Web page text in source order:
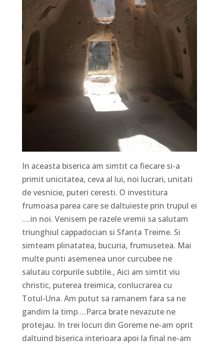
In aceasta biserica am simtit ca fiecare si-a
primit unicitatea, ceva al lui, noi lucrari, unitati
de vesnicie, puteri ceresti. O investitura
frumoasa parea care se daltuieste prin trupul ei
….in noi. Venisem pe razele vremii sa salutam
triunghiul cappadocian si Sfanta Treime. Si
simteam plinatatea, bucuria, frumusetea. Mai
multe punti asemenea unor curcubee ne
salutau corpurile subtile., Aici am simtit viu
christic, puterea treimica, conlucrarea cu
Totul-Una. Am putut sa ramanem fara sa ne
gandim la timp….Parca brate nevazute ne
protejau. In trei locuri din Goreme ne-am oprit
daltuind biserica interioara apoi la final ne-am